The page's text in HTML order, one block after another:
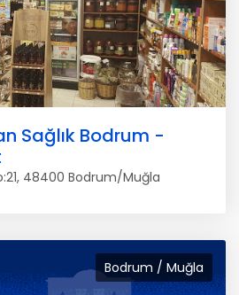
Sağlık Bodrum -
48400 Bodrum/Muğla
Bodrum / Muğla